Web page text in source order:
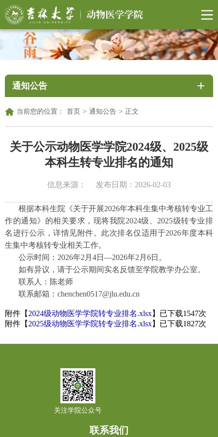
通知公告
当前您的位置： 首页 > 通知公告 > 正文
关于公示动物医学学院2024级、2025级
本科生转专业排名的通知
信息来源： 发布日期：2026-02-03
根据本科生院《关于开展2026年本科生集中考核转专业工
作的通知》的相关要求，现将我院2024级、2025级转专业排
名进行公示，详情见附件。此次排名仅适用于2026年度本科
生集中考核转专业相关工作。
公示时间：2026年2月4日—2026年2月6日。
如有异议，请于公示期间实名 反馈至学院教学办公室。
联系人：陈老师
联系邮箱：chenchen0517@jlu.edu.cn
附件【 2024级动物医学学院转专业排名.xlsx】已下载1547次
附件【 2025级动物医学学院转专业排名.xlsx】已下载1827次
关注学院公众号
联系我们